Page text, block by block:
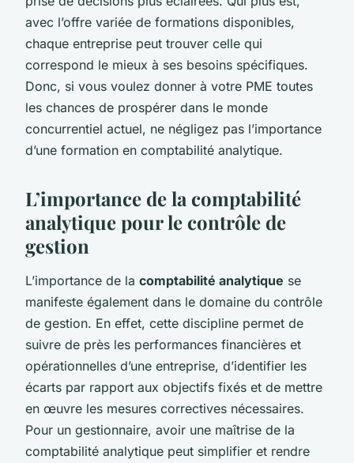
avec l’offre variée de formations disponibles,
chaque entreprise peut trouver celle qui
correspond le mieux à ses besoins spécifiques.
Donc, si vous voulez donner à votre PME toutes
les chances de prospérer dans le monde
concurrentiel actuel, ne négligez pas l’importance
d’une formation en comptabilité analytique.
L’importance de la comptabilité
analytique pour le contrôle de
gestion
L’importance de la comptabilité analytique se
manifeste également dans le domaine du contrôle
de gestion. En effet, cette discipline permet de
suivre de près les performances financières et
opérationnelles d’une entreprise, d’identifier les
écarts par rapport aux objectifs fixés et de mettre
en œuvre les mesures correctives nécessaires.
Pour un gestionnaire, avoir une maîtrise de la
comptabilité analytique peut simplifier et rendre